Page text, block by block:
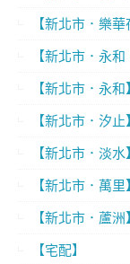
【新北市．樂華
【新北市．永和
【新北市．永和】
【新北市．汐止】
【新北市．淡水】
【新北市．萬里】
【新北市．蘆洲】
【宅配】